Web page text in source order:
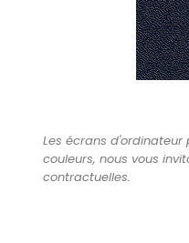
Les écrans
couleurs, nous vous
contractuelles.